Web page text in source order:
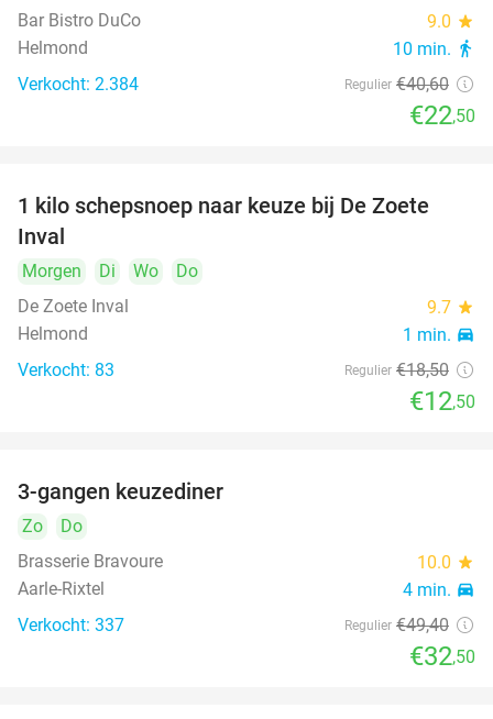
Bar Bistro DuCo 9.0 star
Helmond 10 min. directions_walk
Verkocht: 2.384 Regulier €40,60
€22,50
32%
1 kilo schepsnoep naar keuze bij De Zoete
Inval
Morgen Di Wo
Do
De Zoete Inval
9.7 star
Helmond 1 min. directions_car
Verkocht: 83 Regulier €18,50
€12,50
3-gangen keuzediner
Zo
Do
Brasserie Bravoure
10.0 star
Aarle-Rixtel 4 min. directions_car
Verkocht: 337 Regulier €49,40
€32,50